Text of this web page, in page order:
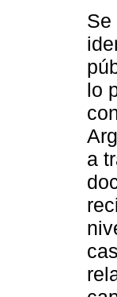
Se
lo
a